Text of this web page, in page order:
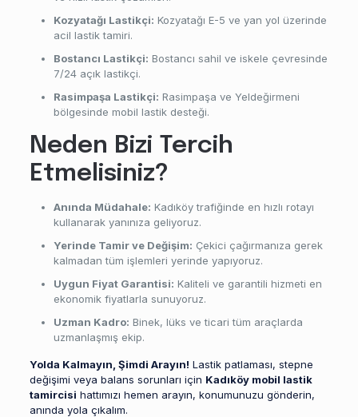
Kozyatağı Lastikçi: Kozyatağı E-5 ve yan yol üzerinde
acil lastik tamiri.
Bostancı Lastikçi: Bostancı sahil ve iskele çevresinde
7/24 açık lastikçi.
Rasimpaşa Lastikçi: Rasimpaşa ve Yeldeğirmeni
bölgesinde mobil lastik desteği.
Neden Bizi Tercih
Etmelisiniz?
Anında Müdahale: Kadıköy trafiğinde en hızlı rotayı
kullanarak yanınıza geliyoruz.
Yerinde Tamir ve Değişim: Çekici çağırmanıza gerek
kalmadan tüm işlemleri yerinde yapıyoruz.
Uygun Fiyat Garantisi: Kaliteli ve garantili hizmeti en
ekonomik fiyatlarla sunuyoruz.
Uzman Kadro: Binek, lüks ve ticari tüm araçlarda
uzmanlaşmış ekip.
Yolda Kalmayın, Şimdi Arayın! Lastik patlaması, stepne
değişimi veya balans sorunları için Kadıköy mobil lastik
tamircisi hattımızı hemen arayın, konumunuzu gönderin,
anında yola çıkalım.